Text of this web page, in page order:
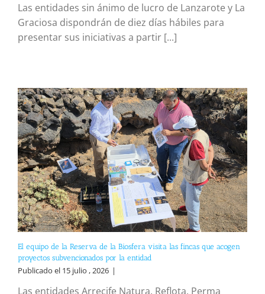
Las entidades sin ánimo de lucro de Lanzarote y La
Graciosa dispondrán de diez días hábiles para
presentar sus iniciativas a partir [...]
El equipo de la Reserva de la Biosfera visita las fincas que acogen
proyectos subvencionados por la entidad
Publicado el 15 julio , 2026 |
Las entidades Arrecife Natura, Reflota, Perma